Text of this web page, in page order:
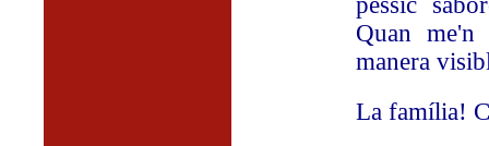
Quan me'n
manera
La família!